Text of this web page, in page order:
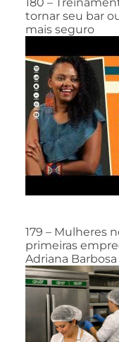
tornar seu bar
mais seguro
179 – Mulheres
primeiras
Adriana Barbosa